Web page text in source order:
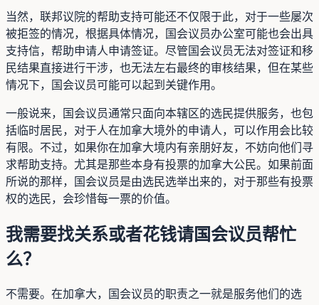
当然，联邦议院的帮助支持可能还不仅限于此，对于一些屡次
被拒签的情况，根据具体情况，国会议员办公室可能也会出具
支持信，帮助申请人申请签证。尽管国会议员无法对签证和移
民结果直接进行干涉，也无法左右最终的审核结果，但在某些
情况下，国会议员可能可以起到关键作用。
一般说来，国会议员通常只面向本辖区的选民提供服务，也包
括临时居民，对于人在加拿大境外的申请人，可以作用会比较
有限。不过，如果你在加拿大境内有亲朋好友，不妨向他们寻
求帮助支持。尤其是那些本身有投票的加拿大公民。如果前面
所说的那样，国会议员是由选民选举出来的，对于那些有投票
权的选民，会珍惜每一票的价值。
我需要找关系或者花钱请国会议员帮忙
么？
不需要。在加拿大，国会议员的职责之一就是服务他们的选